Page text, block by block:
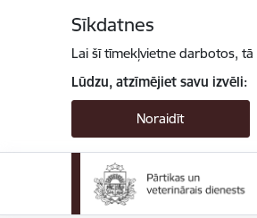
Sīkdatnes
Lai šī tīmekļvietne darbotos,
Lūdzu, atzīmējiet savu izvēli:
Noraidīt